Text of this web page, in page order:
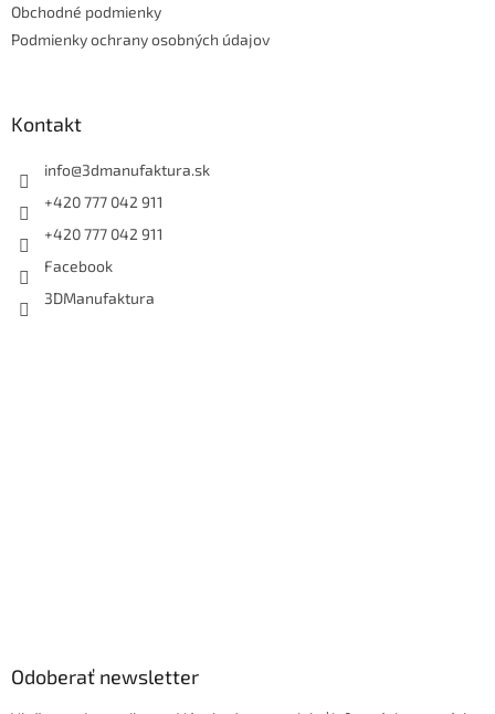
Obchodné podmienky
Podmienky ochrany osobných údajov
Kontakt
info@3dmanufaktura.sk
+420 777 042 911
+420 777 042 911
Facebook
3DManufaktura
Odoberať newsletter